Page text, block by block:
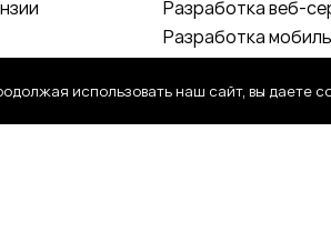
Разработка веб-
Разработка
приложений и
Разработка
Разработка
использовать наш сайт, вы даете